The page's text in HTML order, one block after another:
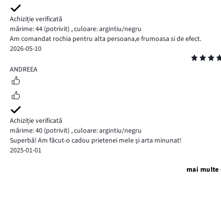
Achiziție verificată
mărime: 44 (potrivit) ,culoare: argintiu/negru
Am comandat rochia pentru alta persoana,e frumoasa si de efect.
2026-05-10
5
ANDREEA
Achiziție verificată
mărime: 40 (potrivit) ,culoare: argintiu/negru
Superbă! Am făcut-o cadou prietenei mele și arta minunat!
2025-01-01
mai